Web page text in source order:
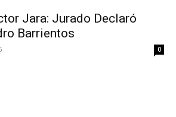
Jara: Jurado Declaró
Barrientos
0